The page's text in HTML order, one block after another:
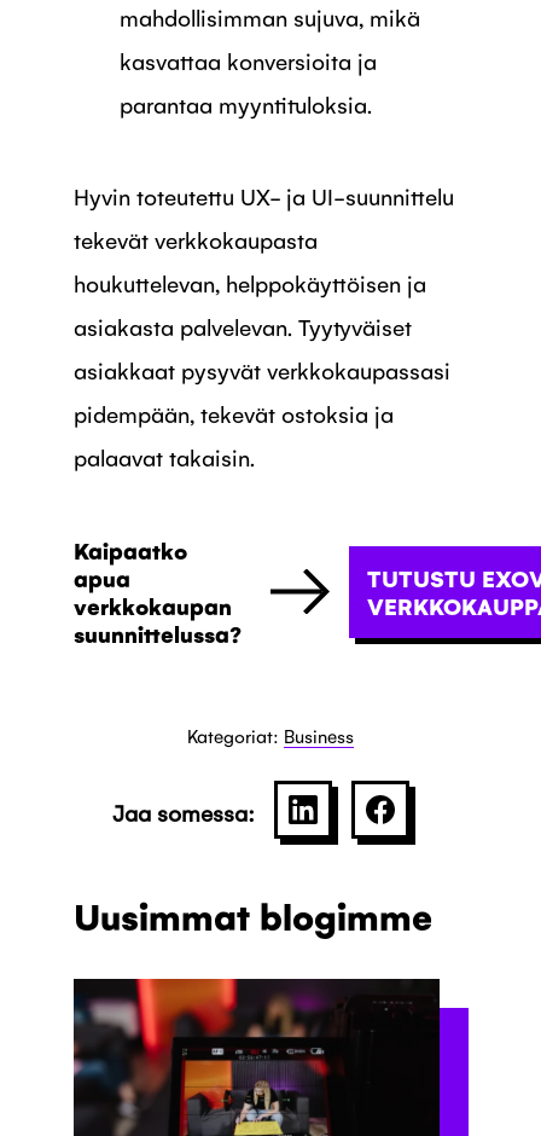
mahdollisimman sujuva, mikä
kasvattaa konversioita ja
parantaa myyntituloksia.
Hyvin toteutettu UX- ja UI-suunnittelu
tekevät verkkokaupasta
houkuttelevan, helppokäyttöisen ja
asiakasta palvelevan. Tyytyväiset
asiakkaat pysyvät verkkokaupassasi
pidempään, tekevät ostoksia ja
palaavat takaisin.
Kaipaatko
apua
verkkokaupan
suunnittelussa?
TUTUSTU
Kategoriat: Business
Jaa somessa: SHARE ON LINKEDIN
JAA
Uusimmat blogimme